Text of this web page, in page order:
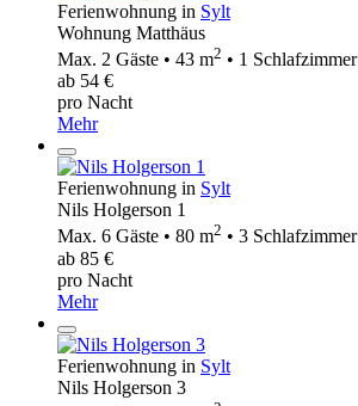
Ferienwohnung in Sylt
Wohnung Matthäus
Max. 2 Gäste • 43 m2 • 1 Schlafzimmer
ab 54 €
pro Nacht
Mehr
Ferienwohnung in Sylt
Nils Holgerson 1
Max. 6 Gäste • 80 m2 • 3 Schlafzimmer
ab 85 €
pro Nacht
Mehr
Ferienwohnung in Sylt
Nils Holgerson 3